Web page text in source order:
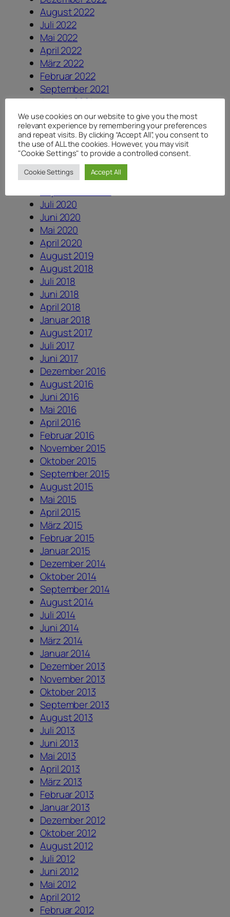
August 2022
Juli 2022
Mai 2022
April 2022
März 2022
Februar 2022
September 2021
August 2021
Juli 2021
Juni 2021
Mai 2021
März 2021
Februar 2021
Oktober 2020
Juli 2020
Juni 2020
Mai 2020
April 2020
August 2019
August 2018
Juli 2018
Juni 2018
April 2018
Januar 2018
August 2017
Juli 2017
Juni 2017
Dezember 2016
August 2016
Juni 2016
Mai 2016
April 2016
Februar 2016
November 2015
Oktober 2015
September 2015
August 2015
Mai 2015
April 2015
März 2015
Februar 2015
Januar 2015
Dezember 2014
Oktober 2014
September 2014
August 2014
Juli 2014
Juni 2014
März 2014
Januar 2014
Dezember 2013
November 2013
Oktober 2013
September 2013
August 2013
Juli 2013
Juni 2013
Mai 2013
April 2013
März 2013
Februar 2013
Januar 2013
Dezember 2012
Oktober 2012
August 2012
Juli 2012
Juni 2012
Mai 2012
April 2012
Februar 2012
We use cookies on our website to give you the most
relevant experience by remembering your preferences
and repeat visits. By clicking “Accept All”, you consent to
the use of ALL the cookies. However, you may visit
"Cookie Settings" to provide a controlled consent.
Cookie Settings Accept All